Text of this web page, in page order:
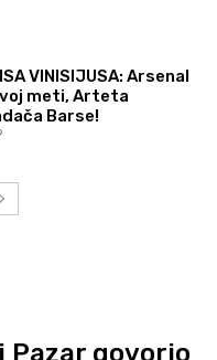
VINISIJUSA: Arsenal
meti, Arteta
Barse!